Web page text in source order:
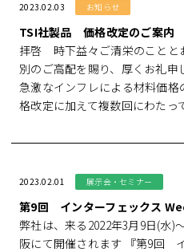
2023.02.03 お知らせ
TSI社製品 価格改定のご案内
拝啓 時下益々ご清栄のことと
別のご高配を賜り、厚くお礼申
急激なインフレによる材料価
格改定に加えて複数回にわた
2023.02.01 展示会・セミナー
第9回 インターフェックス
弊社は、来る2022年3月9日(水)
阪にて開催されます 『第9回